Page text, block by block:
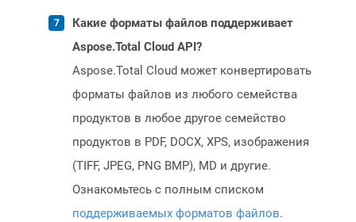
Какие форматы файлов поддерживает
Aspose.Total Cloud API?
Aspose.Total Cloud может конвертировать
форматы файлов из любого семейства
продуктов в любое другое семейство
продуктов в PDF, DOCX, XPS, изображения
(TIFF, JPEG, PNG BMP), MD и другие.
Ознакомьтесь с полным списком
поддерживаемых форматов файлов.